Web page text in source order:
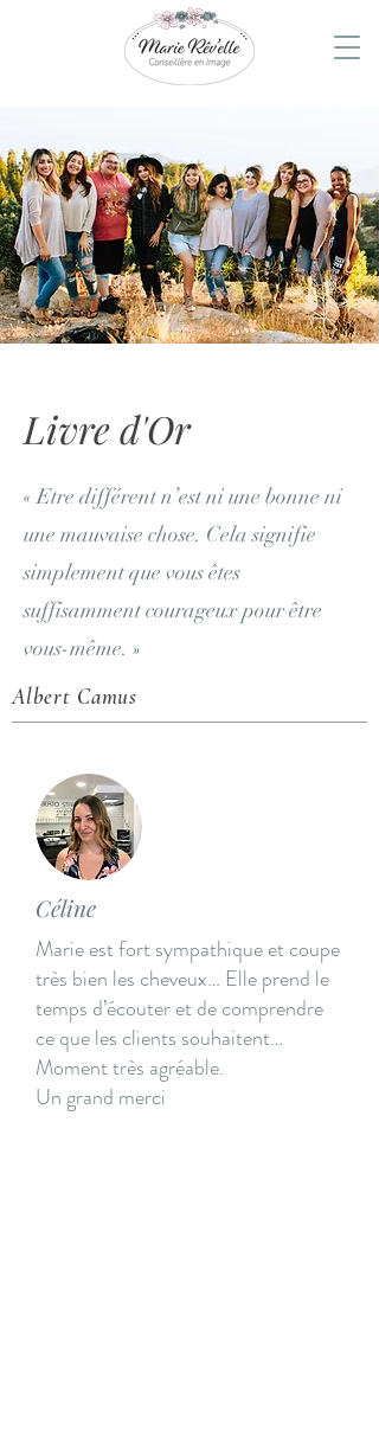
Livre d'Or
« Etre différent n’est ni une bonne ni
une mauvaise chose. Cela signifie
simplement que vous êtes
suffisamment courageux pour être
vous-même. »
Albert Camus
Céline
Marie est fort sympathique et coupe
très bien les cheveux… Elle prend le
temps d’écouter et de comprendre
ce que les clients souhaitent…
Moment très agréable.
Un grand merci